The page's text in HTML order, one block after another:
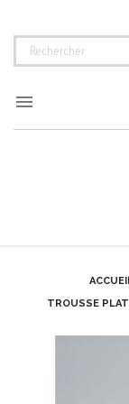

TROUSSE